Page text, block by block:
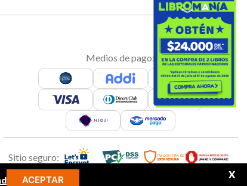
ACEPTAR X
Medios de pago:
Sitio seguro: